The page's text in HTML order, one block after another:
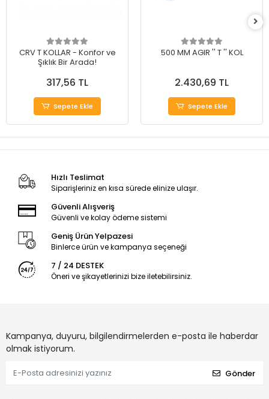
CRV T KOLLAR - Konfor ve
Şıklık Bir Arada!
317,56 TL
Sepete Ekle
500 MM AGIR '' T '' KOL
2.430,69 TL
Sepete Ekle
Hızlı Teslimat
Siparişleriniz en kısa sürede elinize ulaşır.
Güvenli Alışveriş
Güvenli ve kolay ödeme sistemi
Geniş Ürün Yelpazesi
Binlerce ürün ve kampanya seçeneği
7 / 24 DESTEK
Öneri ve şikayetlerinizi bize iletebilirsiniz.
Kampanya, duyuru, bilgilendirmelerden e-posta ile haberdar
olmak istiyorum.
Gönder